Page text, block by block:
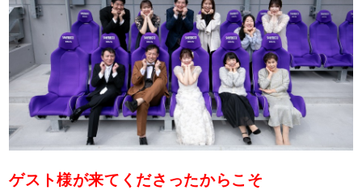
ゲスト様が来てくださったからこそ